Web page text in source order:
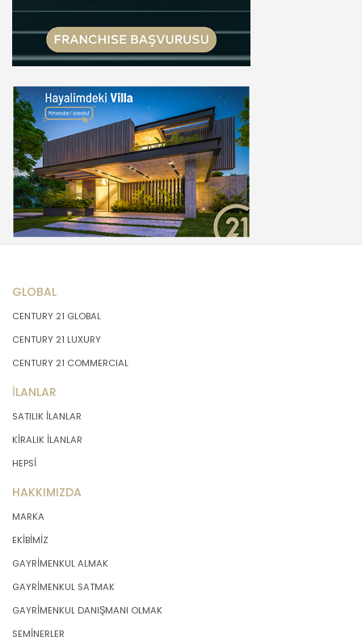
GLOBAL
CENTURY 21 GLOBAL
CENTURY 21 LUXURY
CENTURY 21 COMMERCIAL
İLANLAR
SATILIK İLANLAR
KİRALIK İLANLAR
HEPSİ
HAKKIMIZDA
MARKA
EKİBİMİZ
GAYRİMENKUL ALMAK
GAYRİMENKUL SATMAK
GAYRİMENKUL DANIŞMANI OLMAK
SEMİNERLER